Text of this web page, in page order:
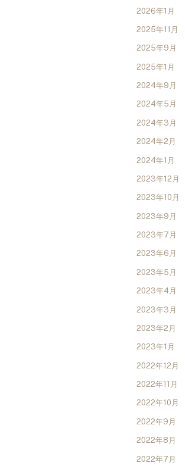
2026年1月
2025年11月
2025年9月
2025年1月
2024年9月
2024年5月
2024年3月
2024年2月
2024年1月
2023年12月
2023年10月
2023年9月
2023年7月
2023年6月
2023年5月
2023年4月
2023年3月
2023年2月
2023年1月
2022年12月
2022年11月
2022年10月
2022年9月
2022年8月
2022年7月